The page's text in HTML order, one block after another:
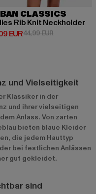
CLASSICS
Rib Knit Neckholder
EURPreis: 26,09 EUR
44,99 EURAktionspreis:
und Vielseitigkeit
Klassiker in der
und ihrer vielseitigen
Anlass. Von zarten
bieten blaue Kleider
die jedem Hauttyp
bei festlichen Anlässen
gut gekleidet.
sind